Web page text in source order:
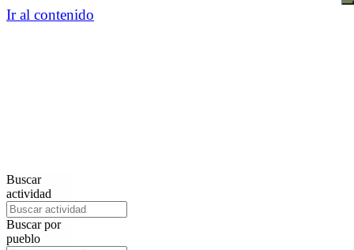
Ir al contenido
Buscar
actividad
Buscar por
pueblo